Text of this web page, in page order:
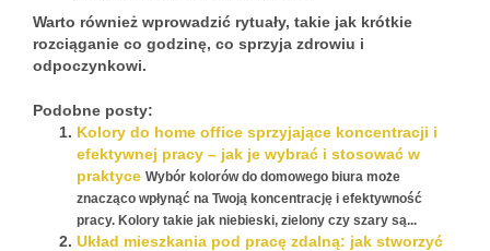
Warto również wprowadzić rytuały, takie jak krótkie
rozciąganie co godzinę, co sprzyja zdrowiu i
odpoczynkowi.
Podobne posty:
Kolory do home office sprzyjające koncentracji i
efektywnej pracy – jak je wybrać i stosować w
praktyce Wybór kolorów do domowego biura może
znacząco wpłynąć na Twoją koncentrację i efektywność
pracy. Kolory takie jak niebieski, zielony czy szary są...
Układ mieszkania pod pracę zdalną: jak stworzyć